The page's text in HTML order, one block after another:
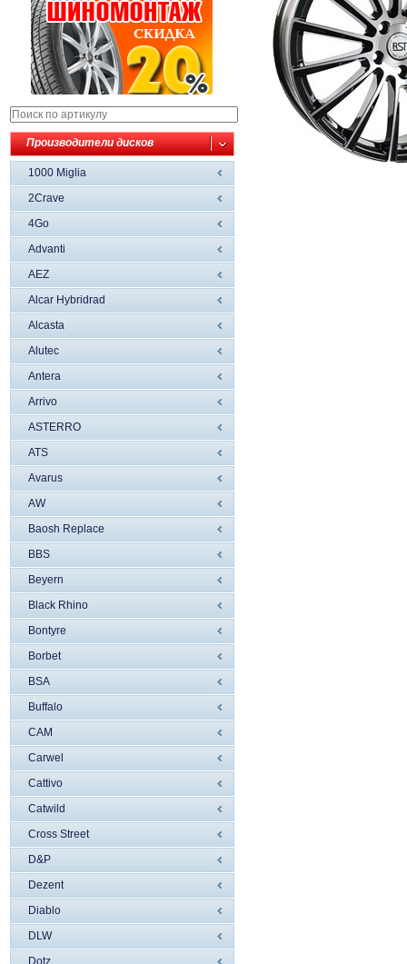
Производители дисков
1000 Miglia
2Crave
4Go
Advanti
AEZ
Alcar Hybridrad
Alcasta
Alutec
Antera
Arrivo
ASTERRO
ATS
Avarus
AW
Baosh Replace
BBS
Beyern
Black Rhino
Bontyre
Borbet
BSA
Buffalo
CAM
Carwel
Cattivo
Catwild
Cross Street
D&P
Dezent
Diablo
DLW
Dotz